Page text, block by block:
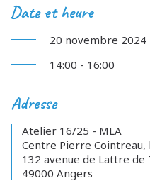
Date et heure
20 novembre 2024
14:00 - 16:00
Adresse
Atelier 16/25 - MLA
Centre Pierre Cointreau,
132 avenue de Lattre de
49000 Angers